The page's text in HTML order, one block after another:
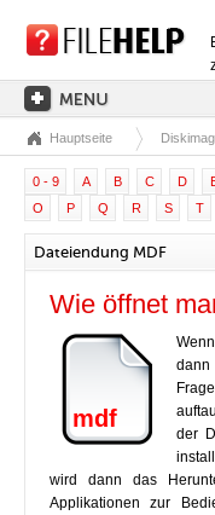
HAUPTSEITE
DLL-DATEIEN
PROGRAMME
Hauptseite
0 - 9 A B C D
O
P Q R S T
Dateiendung MDF
Wie öffnet
mdf
dann
der
wird dann das
Applikationen zur